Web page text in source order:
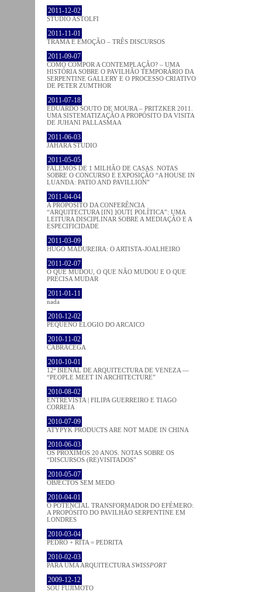
2011-12-02
STUDIO ASTOLFI
2011-11-01
TRAMA E EMOÇÃO – TRÊS DISCURSOS
2011-09-07
COMO COMPOR A CONTEMPLAÇÃO? – UMA
HISTÓRIA SOBRE O PAVILHÃO TEMPORÁRIO DA
SERPENTINE GALLERY E O PROCESSO CRIATIVO
DE PETER ZUMTHOR
2011-07-18
EDUARDO SOUTO DE MOURA – PRITZKER 2011.
UMA SISTEMATIZAÇÃO A PROPÓSITO DA VISITA
DE JUHANI PALLASMAA
2011-06-03
JAHARA STUDIO
2011-05-05
FALEMOS DE 1 MILHÃO DE CASAS. NOTAS
SOBRE O CONCURSO E EXPOSIÇÃO “A HOUSE IN
LUANDA: PATIO AND PAVILLION”
2011-04-04
A PROPÓSITO DA CONFERÊNCIA
“ARQUITECTURA [IN] ]OUT[ POLÍTICA”: UMA
LEITURA DISCIPLINAR SOBRE A MEDIAÇÃO E A
ESPECIFICIDADE
2011-03-09
HUGO MADUREIRA: O ARTISTA-JOALHEIRO
2011-02-07
O QUE MUDOU, O QUE NÃO MUDOU E O QUE
PRECISA MUDAR
2011-01-11
nada
2010-12-02
PEQUENO ELOGIO DO ARCAICO
2010-11-02
CABRACEGA
2010-10-01
12ª BIENAL DE ARQUITECTURA DE VENEZA —
“PEOPLE MEET IN ARCHITECTURE”
2010-08-02
ENTREVISTA | FILIPA GUERREIRO E TIAGO
CORREIA
2010-07-09
ATYPYK PRODUCTS ARE NOT MADE IN CHINA
2010-06-03
OS PRÓXIMOS 20 ANOS. NOTAS SOBRE OS
“DISCURSOS (RE)VISITADOS”
2010-05-07
OBJECTOS SEM MEDO
2010-04-01
O POTENCIAL TRANSFORMADOR DO EFÉMERO:
A PROPÓSITO DO PAVILHÃO SERPENTINE EM
LONDRES
2010-03-04
PEDRO + RITA = PEDRITA
2010-02-03
PARA UMA ARQUITECTURA SWISSPORT
2009-12-12
SOU FUJIMOTO